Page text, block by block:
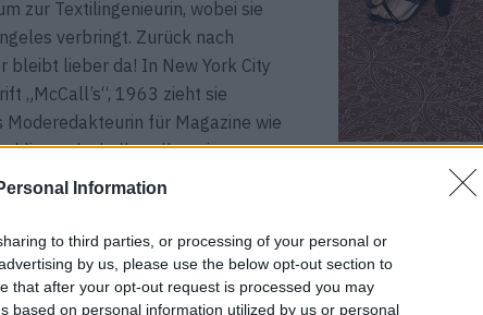
Information
to third parties, or processing of your personal or
by us, please use the below opt-out section to
that after your opt-out request is processed you may
based on personal information utilized by us or personal
zur Textilingenieurin, wobei sie
verbringt. Zurück nach
bleibt lieber da! In New York City
„McCall’s“, 1963 zieht sie
für Magazine wie
deshalb, selbst ein
„Es gibt von allem zu viel.
bei der Mode ist, ob
KEYWORD SEARCH